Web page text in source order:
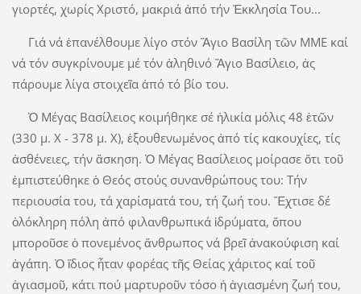
γιορτές, χωρίς Χριστό, μακριά ἀπό τήν Ἐκκλησία Του...
Γιά νά ἐπανέλθουμε λίγο στόν Ἅγιο Βασίλη τῶν ΜΜΕ καί
νά τόν συγκρίνουμε μέ τόν ἀληθινό Ἅγιο Βασίλειο, ἀς
πάρουμε λίγα στοιχεῖα ἀπό τό βίο του.
Ὁ Μέγας Βασίλειος κοιμήθηκε σέ ἡλικία μόλις 48 ἐτῶν
(330 μ. Χ - 378 μ. Χ), ἐξουθενωμένος ἀπό τίς κακουχίες, τίς
ἀσθένειες, τήν ἄσκηση. Ὁ Μέγας Βασίλειος μοίρασε ὅτι τοῦ
ἐμπιστεύθηκε ὁ Θεός στούς συνανθρώπους του: Τήν
περιουσία του, τά χαρίσματά του, τή ζωή του. Ἔχτισε δέ
ὁλόκληρη πόλη ἀπό φιλανθρωπικά ἱδρύματα, ὅπου
μποροῦσε ὁ πονεμένος ἄνθρωπος νά βρεῖ ἀνακούφιση καί
ἀγάπη. Ὁ ἴδιος ἦταν φορέας τῆς Θείας χάριτος καί τοῦ
ἁγιασμοῦ, κάτι πού μαρτυροῦν τόσο ἡ ἁγιασμένη ζωή του,